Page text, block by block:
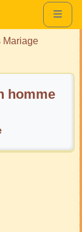
Mariage
homme